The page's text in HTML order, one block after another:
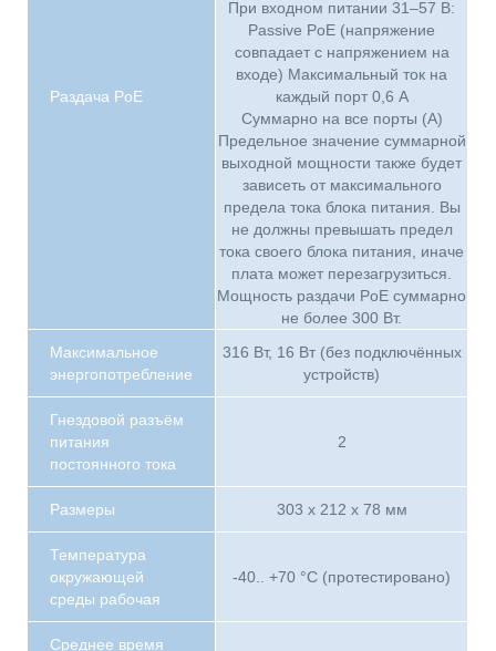
Раздача PoE
При входном питании 31–57 В:
Passive PoE (напряжение
совпадает с напряжением на
входе) Максимальный ток на
каждый порт 0,6 А
Суммарно на все порты (A)
Предельное значение суммарной
выходной мощности также будет
зависеть от максимального
предела тока блока питания. Вы
не должны превышать предел
тока своего блока питания, иначе
плата может перезагрузиться.
Мощность раздачи PoE суммарно
не более 300 Вт.
Максимальное
энергопотребление
316 Вт, 16 Вт (без подключённых
устройств)
Гнездовой разъём
питания
постоянного тока
2
Размеры 303 x 212 x 78 мм
Температура
окружающей
среды рабочая
-40.. +70 °C (протестировано)
Среднее время